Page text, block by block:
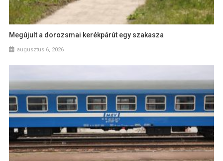
Megújult a dorozsmai kerékpárút egy szakasza
augusztus 6, 2026